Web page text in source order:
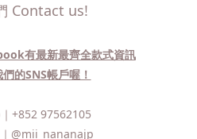
Contact us!
有最新最齊全款式資訊
的SNS帳戶喔！
+852 97562105
@mii_nananajp